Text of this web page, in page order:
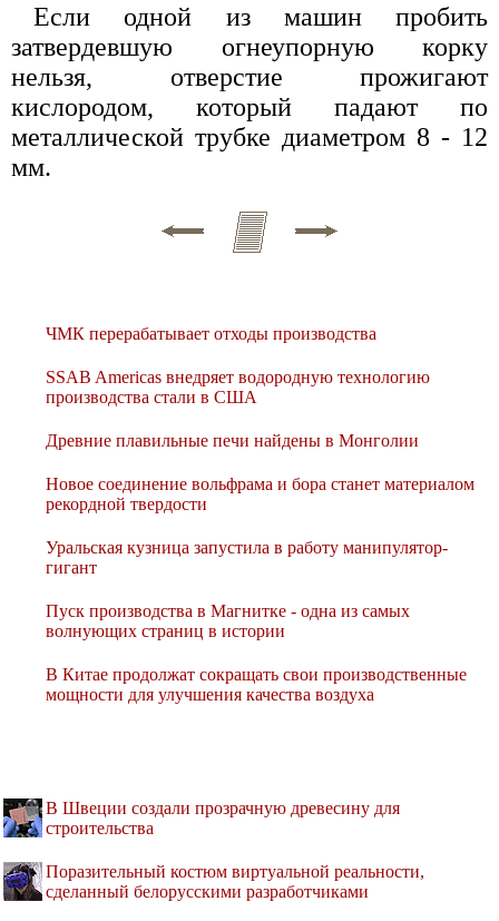
Если одной из машин пробить
затвердевшую огнеупорную корку
нельзя, отверстие прожигают
кислородом, который падают по
металлической трубке диаметром 8 - 12
мм.
ЧМК перерабатывает отходы производства
SSAB Americas внедряет водородную технологию
производства стали в США
Древние плавильные печи найдены в Монголии
Новое соединение вольфрама и бора станет материалом
рекордной твердости
Уральская кузница запустила в работу манипулятор-
гигант
Пуск производства в Магнитке - одна из самых
волнующих страниц в истории
В Китае продолжат сокращать свои производственные
мощности для улучшения качества воздуха
В Швеции создали прозрачную древесину для
строительства
Поразительный костюм виртуальной реальности,
сделанный белорусскими разработчиками